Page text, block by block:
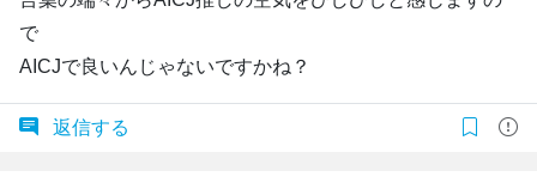
で
AICJで良いんじゃないですかね？
返信する